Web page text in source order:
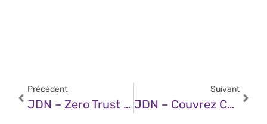
Précédent
JDN – Zero Trust : Un Idéal De Cybersécurité Toujours Difficile À Concrétiser
Suivant
JDN – Couvrez Ce CRA Que Je Ne Saurais Voir…